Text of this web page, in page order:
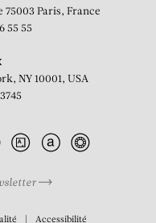
75003 Paris, France
55 55
NY 10001, USA
Accessibilité